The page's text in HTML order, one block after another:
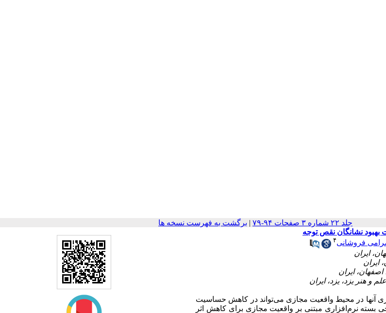
جلد ۲۲ شماره ۳ صفحات ۹۴-۷۹ | برگشت به فهرست نسخه ها
نشانگان نقص توجه
فروشانی۴
آنها در محیط واقعیت مجازی می‌تواند در کاهش حساسیت
نرم‌افزاری مبتنی بر واقعیت مجازی برای کاهش اثر